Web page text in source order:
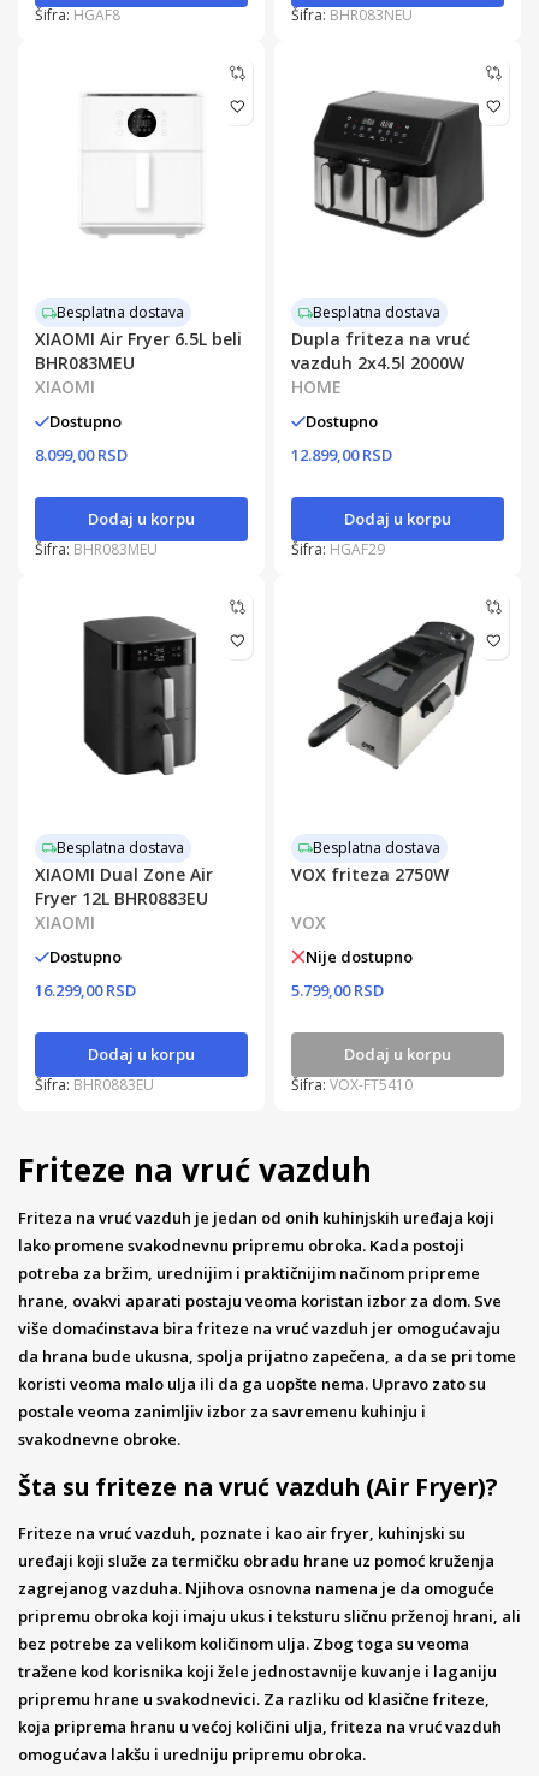
Šifra: HGAF8 Šifra: BHR083NEU
Besplatna dostava
XIAOMI Air Fryer 6.5L beli
BHR083MEU
XIAOMI
Dostupno
8.099,00 RSD
Dodaj u korpu
Šifra: BHR083MEU
Besplatna dostava
Dupla friteza na vruć
vazduh 2x4.5l 2000W
HOME
Dostupno
12.899,00 RSD
Dodaj u korpu
Šifra: HGAF29
Besplatna dostava
XIAOMI Dual Zone Air
Fryer 12L BHR0883EU
XIAOMI
Dostupno
16.299,00 RSD
Dodaj u korpu
Šifra: BHR0883EU
Besplatna dostava
VOX friteza 2750W
VOX
Nije dostupno
5.799,00 RSD
Dodaj u korpu
Šifra:VOX-FT5410
Friteze na vruć vazduh
Friteza na vruć vazduh je jedan od onih kuhinjskih uređaja koji
lako promene svakodnevnu pripremu obroka. Kada postoji
potreba za bržim, urednijim i praktičnijim načinom pripreme
hrane, ovakvi aparati postaju veoma koristan izbor za dom. Sve
više domaćinstava bira friteze na vruć vazduh jer omogućavaju
da hrana bude ukusna, spolja prijatno zapečena, a da se pri tome
koristi veoma malo ulja ili da ga uopšte nema. Upravo zato su
postale veoma zanimljiv izbor za savremenu kuhinju i
svakodnevne obroke.
Šta su friteze na vruć vazduh (Air Fryer)?
Friteze na vruć vazduh, poznate i kao air fryer, kuhinjski su
uređaji koji služe za termičku obradu hrane uz pomoć kruženja
zagrejanog vazduha. Njihova osnovna namena je da omoguće
pripremu obroka koji imaju ukus i teksturu sličnu prženoj hrani, ali
bez potrebe za velikom količinom ulja. Zbog toga su veoma
tražene kod korisnika koji žele jednostavnije kuvanje i laganiju
pripremu hrane u svakodnevici. Za razliku od klasične friteze,
koja priprema hranu u većoj količini ulja, friteza na vruć vazduh
omogućava lakšu i uredniju pripremu obroka.